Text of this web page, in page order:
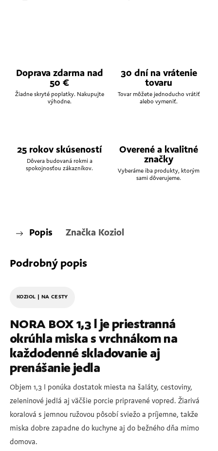
Doprava zdarma nad
50 €
Žiadne skryté poplatky. Nakupujte
výhodne.
30 dní na vrátenie
tovaru
Tovar môžete jednoducho vrátiť
alebo vymeniť.
25 rokov skúseností
Dôvera budovaná rokmi a
spokojnosťou zákazníkov.
Overené a kvalitné
značky
Vyberáme iba produkty, ktorým
sami dôverujeme.
Popis Značka Koziol
Podrobný popis
KOZIOL | NA CESTY
NORA BOX 1,3 l je priestranná
okrúhla miska s vrchnákom na
každodenné skladovanie aj
prenášanie jedla
Objem 1,3 l ponúka dostatok miesta na šaláty, cestoviny,
zeleninové jedlá aj väčšie porcie pripravené vopred. Žiarivá
koralová s jemnou ružovou pôsobí sviežo a príjemne, takže
miska dobre zapadne do kuchyne aj do bežného dňa mimo
domova.